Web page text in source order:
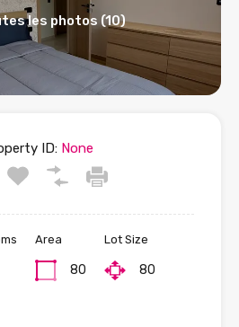
les photos (10)
ID:None
Area
80
Lot Size
80